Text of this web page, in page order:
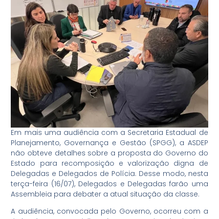
Em mais uma audiência com a Secretaria Estadual de
Planejamento, Governança e Gestão (SPGG), a ASDEP
não obteve detalhes sobre a proposta do Governo do
Estado para recomposição e valorização digna de
Delegadas e Delegados de Polícia. Desse modo, nesta
terça-feira (16/07), Delegados e Delegadas farão uma
Assembleia para debater a atual situação da classe.
A audiência, convocada pelo Governo, ocorreu com a